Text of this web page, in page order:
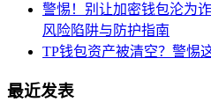
警惕！别让加密钱包沦为
风险陷阱与防护指南
TP钱包资产被清空？警惕
最近发表